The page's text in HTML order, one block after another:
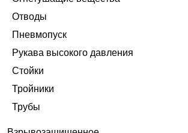
Отводы
Пневмопуск
Рукава высокого давления
Стойки
Тройники
Трубы